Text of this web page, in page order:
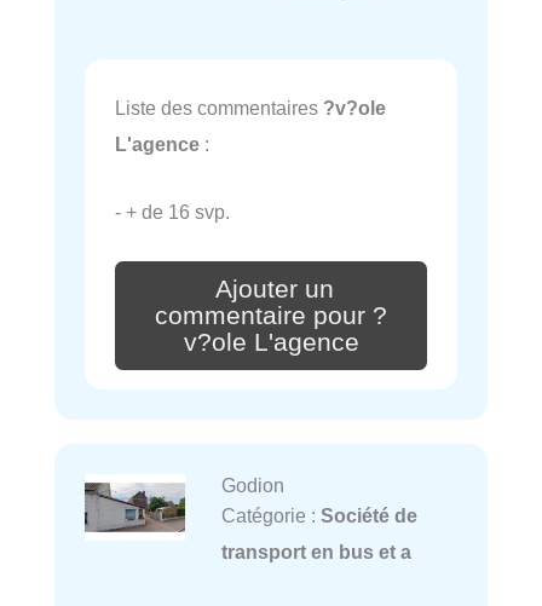
Liste des commentaires ?v?ole
L'agence :
- + de 16 svp.
Ajouter un
commentaire pour ?
v?ole L'agence
Godion
Catégorie : Société de
transport en bus et a